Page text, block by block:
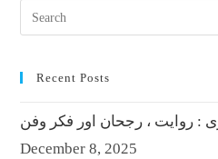
Recent Posts
: روایت ، رجحان اور فکر وفن
December 8, 2025